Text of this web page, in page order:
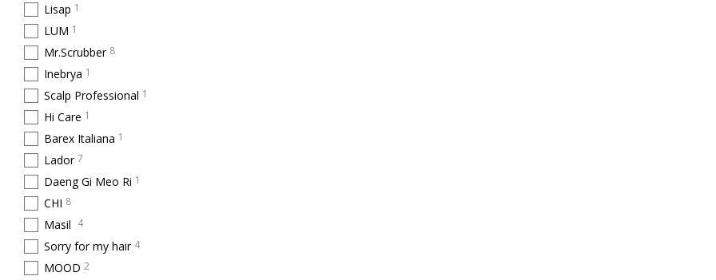
Lisap 1
LUM 1
Mr.Scrubber 8
Inebrya 1
Scalp Professional 1
Hi Care 1
Barex Italiana 1
Lador 7
Daeng Gi Meo Ri 1
CHI 8
Masil 4
Sorry for my hair 4
MOOD 2